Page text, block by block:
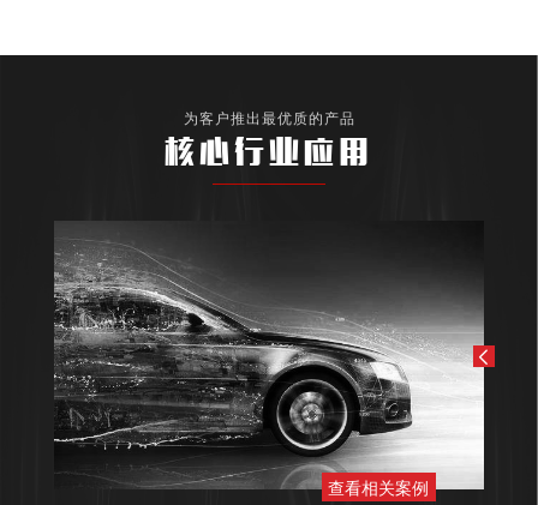
为客户推出最优质的产品
核心行业应用
查看相关案例